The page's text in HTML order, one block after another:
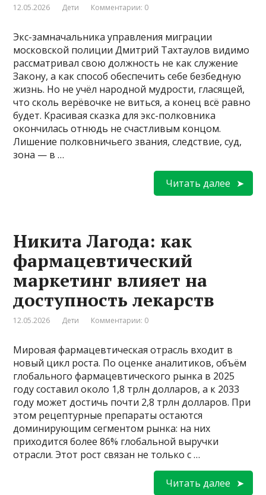
12.05.2026 Дети Комментарии: 0
Экс-замначальника управления миграции
московской полиции Дмитрий Тахтаулов видимо
рассматривал свою должность не как служение
Закону, а как способ обеспечить себе безбедную
жизнь. Но не учёл народной мудрости, гласящей,
что сколь верёвочке не виться, а конец всё равно
будет. Красивая сказка для экс-полковника
окончилась отнюдь не счастливым концом.
Лишение полковничьего звания, следствие, суд,
зона — в …
Читать далее
Никита Лагода: как
фармацевтический
маркетинг влияет на
доступность лекарств
12.05.2026 Дети Комментарии: 0
Мировая фармацевтическая отрасль входит в
новый цикл роста. По оценке аналитиков, объём
глобального фармацевтического рынка в 2025
году составил около 1,8 трлн долларов, а к 2033
году может достичь почти 2,8 трлн долларов. При
этом рецептурные препараты остаются
доминирующим сегментом рынка: на них
приходится более 86% глобальной выручки
отрасли. Этот рост связан не только с …
Читать далее